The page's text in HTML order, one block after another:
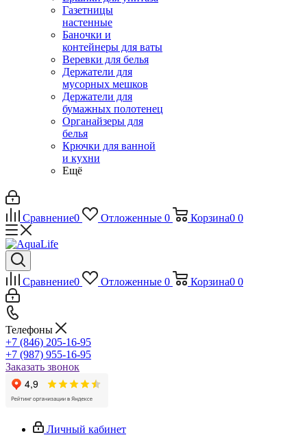
Газетницы
настенные
Баночки и
контейнеры для ваты
Веревки для белья
Держатели для
мусорных мешков
Держатели для
бумажных полотенец
Органайзеры для
белья
Крючки для ванной
и кухни
Ещё
Сравнение0 Отложенные 0 Корзина0 0
Сравнение0 Отложенные 0 Корзина0 0
Телефоны
+7 (846) 205-16-95
+7 (987) 955-16-95
Заказать звонок
Личный кабинет